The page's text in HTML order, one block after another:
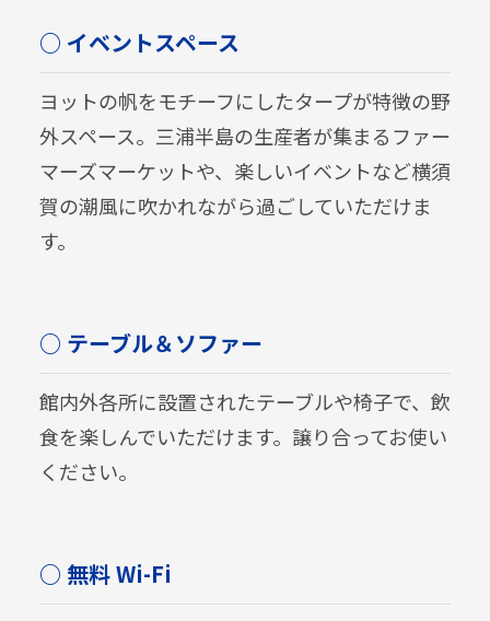
○ イベントスペース
ヨットの帆をモチーフにしたタープが特徴の野
外スペース。三浦半島の生産者が集まるファー
マーズマーケットや、楽しいイベントなど横須
賀の潮風に吹かれながら過ごしていただけま
す。
○ テーブル＆ソファー
館内外各所に設置されたテーブルや椅子で、飲
食を楽しんでいただけます。譲り合ってお使い
ください。
○ 無料 Wi-Fi